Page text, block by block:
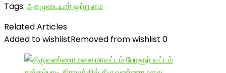
Tags: அகமுடையார் ஒற்றுமை
Related Articles
Added to wishlistRemoved from wishlist 0